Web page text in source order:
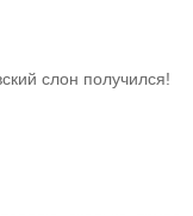
слон получился!